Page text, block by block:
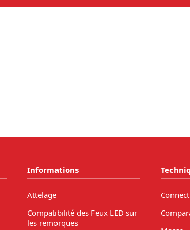
Informations
Attelage
Compatibilité des Feux LED sur
les remorques